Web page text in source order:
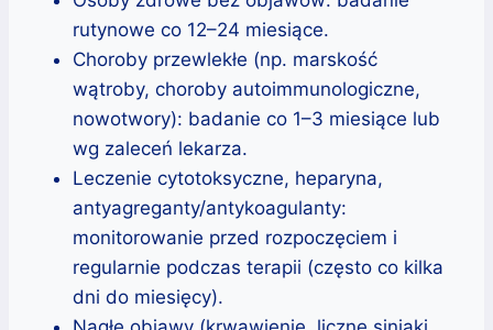
rutynowe co 12–24 miesiące.
Choroby przewlekłe (np. marskość
wątroby, choroby autoimmunologiczne,
nowotwory): badanie co 1–3 miesiące lub
wg zaleceń lekarza.
Leczenie cytotoksyczne, heparyna,
antyagreganty/antykoagulanty:
monitorowanie przed rozpoczęciem i
regularnie podczas terapii (często co kilka
dni do miesięcy).